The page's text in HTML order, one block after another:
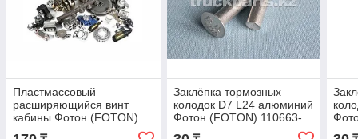
Пластмассовый
расширяющийся винт
кабины Фотон (FOTON)
1B18057200208
Заклёпка тормозных
колодок D7 L24 алюминий
Фотон (FOTON) 110663-
3501124